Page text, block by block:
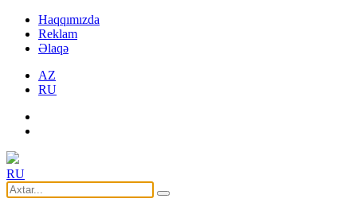
Haqqımızda
Reklam
Əlaqə
AZ
RU
RU